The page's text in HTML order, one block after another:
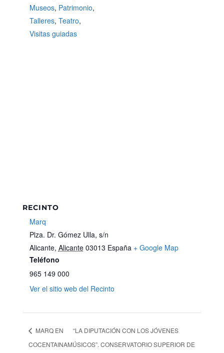
Museos, Patrimonio,
Talleres, Teatro,
Visitas guiadas
RECINTO
Marq
Plza. Dr. Gómez Ulla, s/n
Alicante, Alicante 03013 España + Google Map
Teléfono
965 149 000
Ver el sitio web del Recinto
MARQ EN
COCENTAINA
“LA DIPUTACIÓN CON LOS JÓVENES
MÚSICOS”. CONSERVATORIO SUPERIOR DE